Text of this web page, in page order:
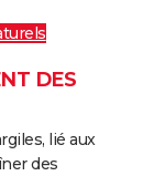
DES
lié aux
des